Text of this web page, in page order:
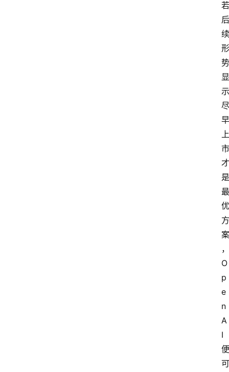
若
后
续
形
势
显
示
尽
早
上
市
才
是
最
优
方
案
，
O
p
e
n
A
I
便
可